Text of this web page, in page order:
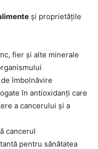
și proprietățile
fier și alte minerale
îmbolnăvire
în antioxidanți care
a cancerului și a
cancerul
pentru sănătatea